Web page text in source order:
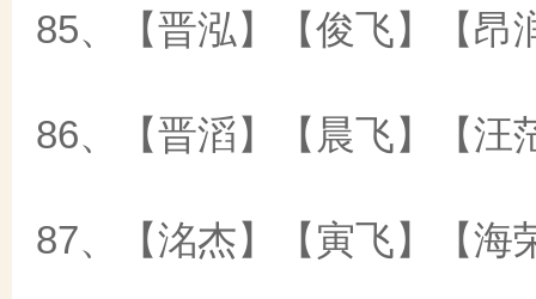
85、【晋泓】【俊飞】【昂
86、【晋滔】【晨飞】【汪
87、【洺杰】【寅飞】【海